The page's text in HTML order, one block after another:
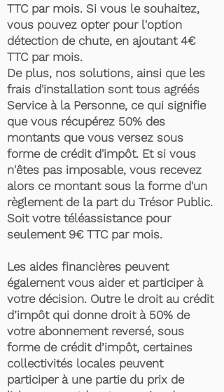
TTC par mois. Si vous le souhaitez,
vous pouvez opter pour l'option
détection de chute, en ajoutant 4€
TTC par mois.
De plus, nos solutions, ainsi que les
frais d'installation sont tous agréés
Service à la Personne, ce qui signifie
que vous récupérez 50% des
montants que vous versez sous
forme de crédit d'impôt. Et si vous
n'êtes pas imposable, vous recevez
alors ce montant sous la forme d'un
règlement de la part du Trésor Public.
Soit votre téléassistance pour
seulement 9€ TTC par mois.
Les aides financières peuvent
également vous aider et participer à
votre décision. Outre le droit au crédit
d’impôt qui donne droit à 50% de
votre abonnement reversé, sous
forme de crédit d’impôt, certaines
collectivités locales peuvent
participer à une partie du prix de